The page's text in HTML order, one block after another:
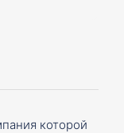
которой